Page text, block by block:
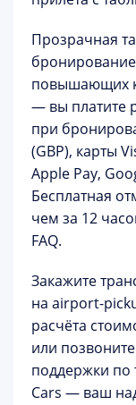
Прозрачная
повышающих
— вы платите
при
(GBP), карты
Apple Pay,
Бесплатная
чем за 12
FAQ.
Закажите
на airport-
расчёта
или
поддержки по
Cars — ваш